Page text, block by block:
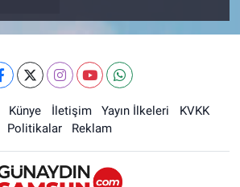
Künye İletişim Yayın İlkeleri
KVKK
Politikalar
Reklam